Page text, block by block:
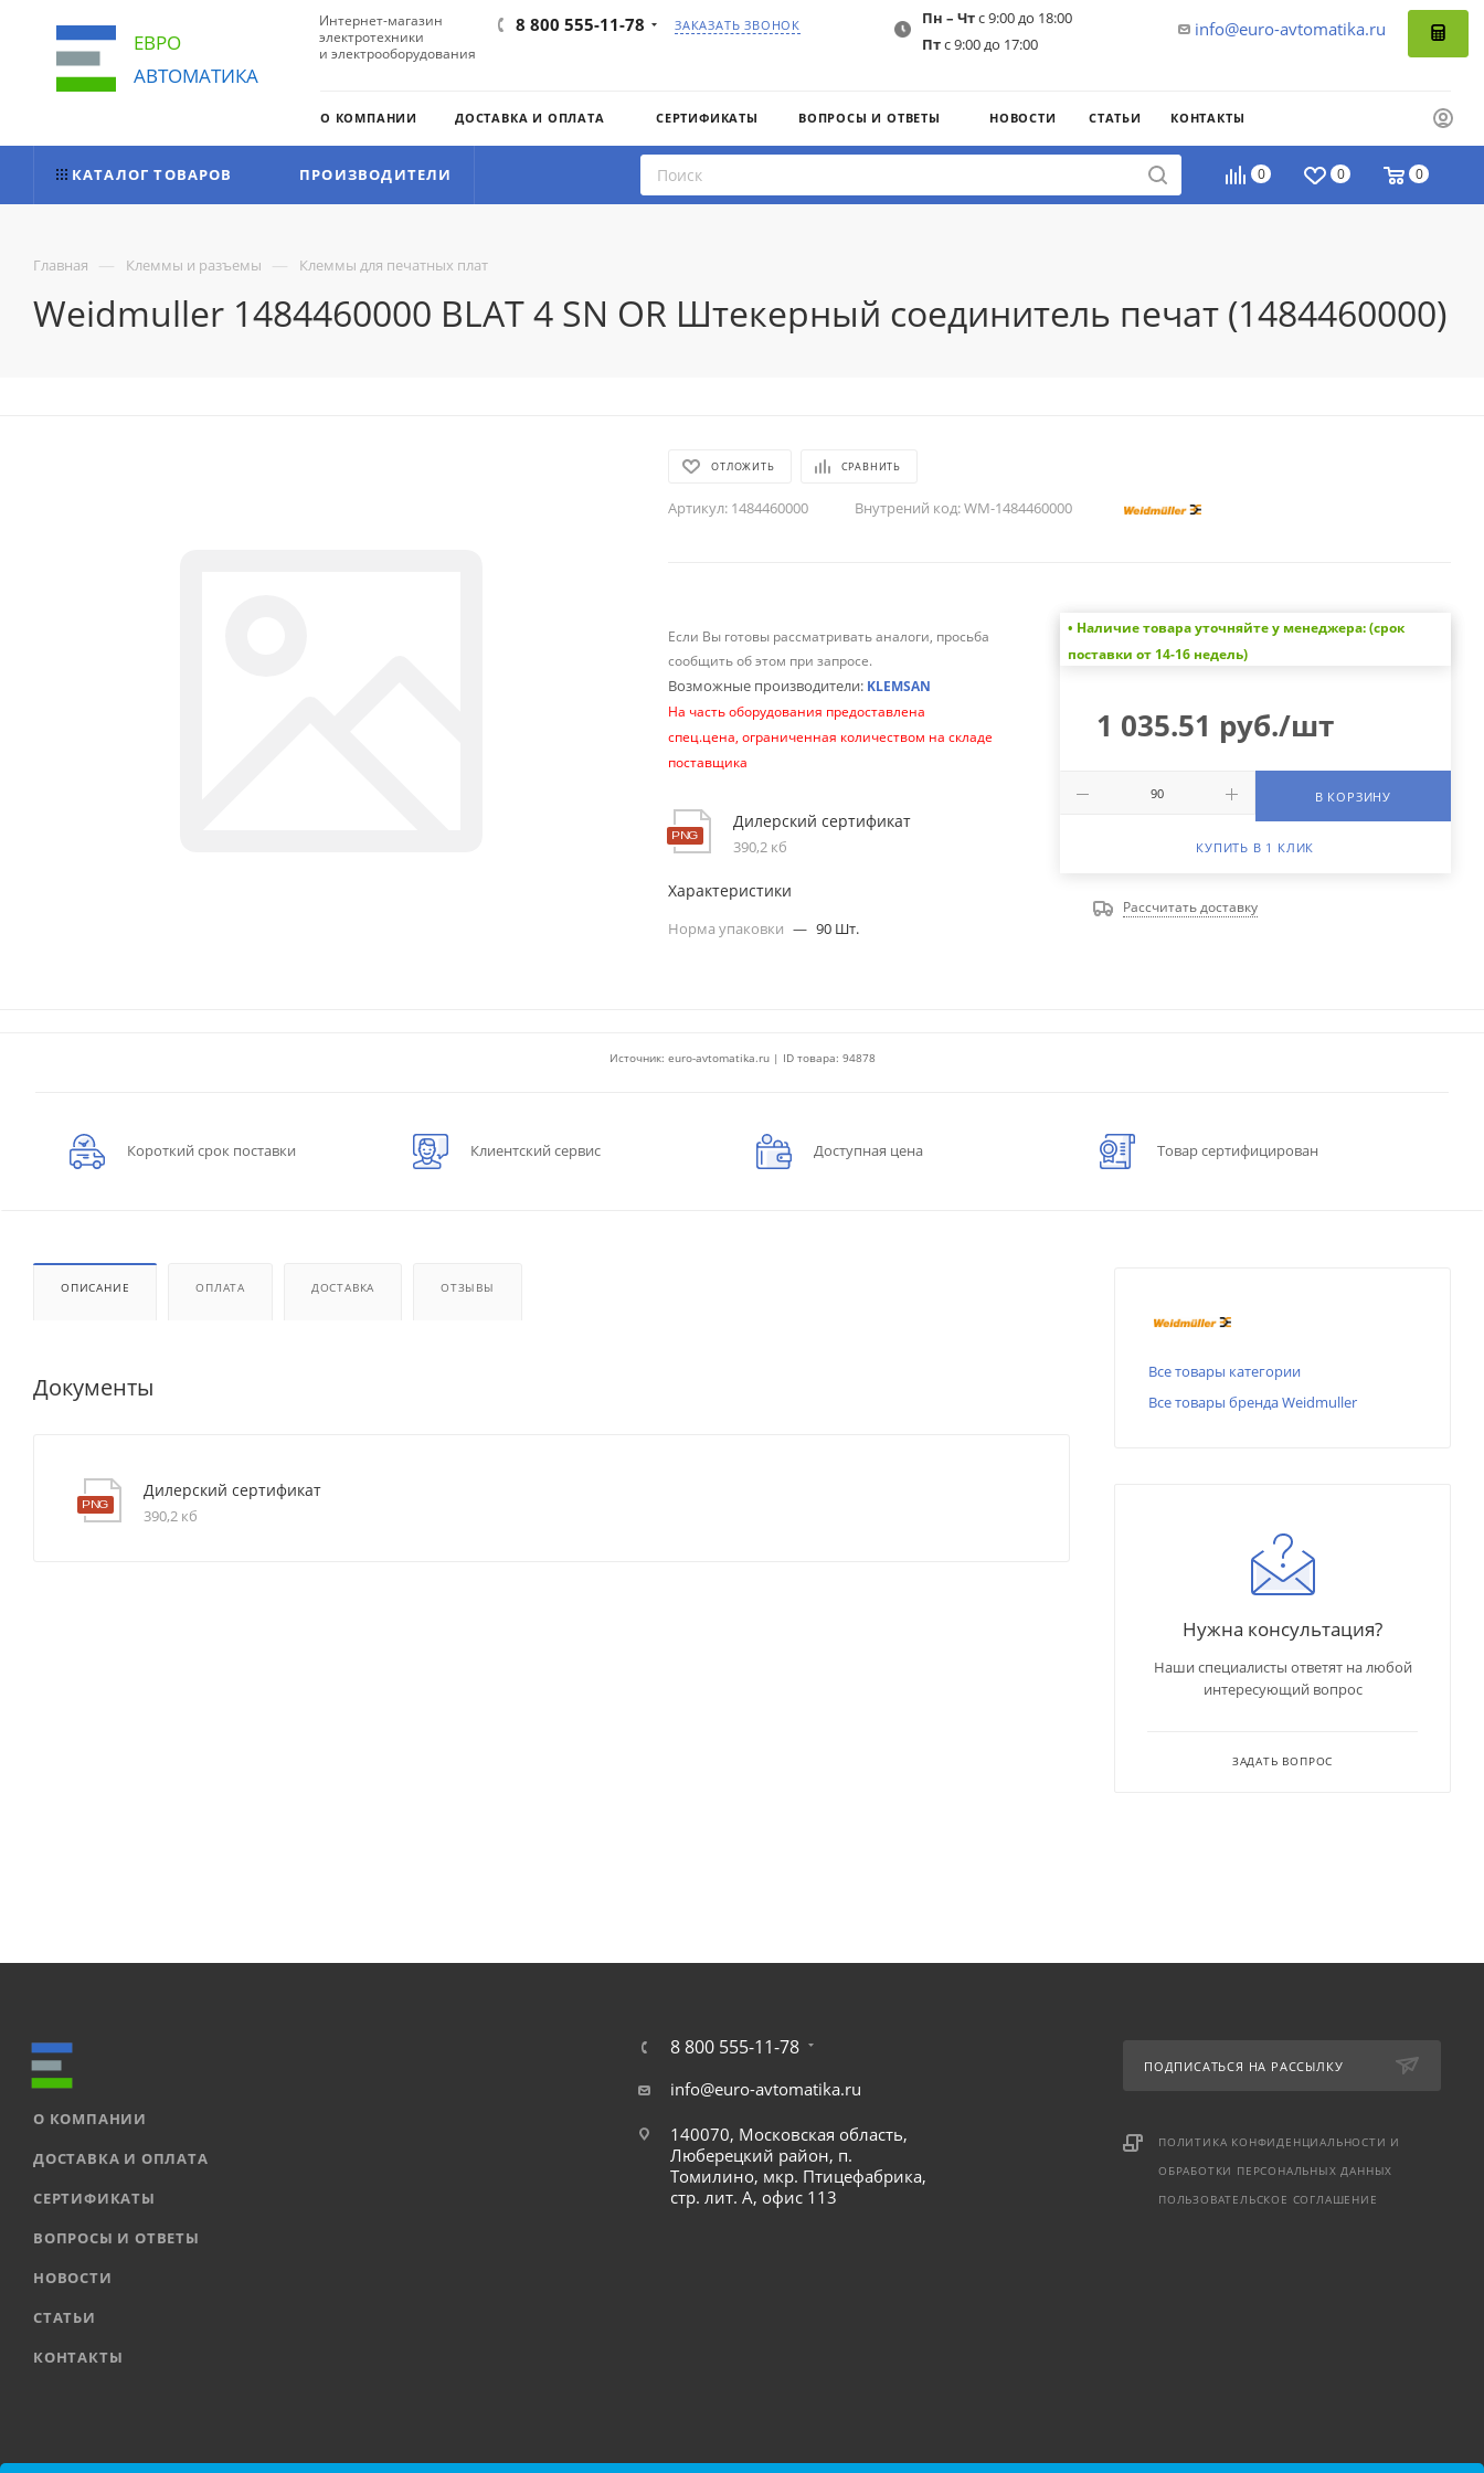
ЕВРО
АВТОМАТИКА
Интернет-магазин
электротехники
и электрооборудования
8 800 555-11-78 ЗАКАЗАТЬ ЗВОНОК info@euro-avtomatika.ru
Пн – Чтс 9:00 до 18:00
Птс 9:00 до 17:00
О КОМПАНИИ ДОСТАВКА И ОПЛАТА СЕРТИФИКАТЫ ВОПРОСЫ И ОТВЕТЫ НОВОСТИ СТАТЬИ КОНТАКТЫ
0 0 0
КАТАЛОГ ТОВАРОВ ПРОИЗВОДИТЕЛИ
Главная — Клеммы и разъемы — Клеммы для печатных плат
Weidmuller 1484460000 BLAT 4 SN OR Штекерный соединитель печат (1484460000)
ОТЛОЖИТЬ СРАВНИТЬ
Артикул: 1484460000 Внутрений код:WM-1484460000
Если Вы готовы рассматривать аналоги, просьба
сообщить об этом при запросе.
Возможные производители: KLEMSAN
На часть оборудования предоставлена
спец.цена, ограниченная количеством на складе
поставщика
Дилерский сертификат
390,2 кб
Характеристики
Норма упаковки — 90 Шт.
• Наличие товара уточняйте у менеджера: (срок
поставки от 14-16 недель)
1 035.51 руб./шт
В КОРЗИНУ
КУПИТЬ В 1 КЛИК
Рассчитать доставку
Источник: euro-avtomatika.ru | ID товара: 94878
Короткий срок поставки Клиентский сервис Доступная цена Товар сертифицирован
ОПИСАНИЕ ОПЛАТА ДОСТАВКА ОТЗЫВЫ
Документы
Дилерский сертификат
390,2 кб
Все товары категории
Все товары бренда Weidmuller
Нужна консультация?
Наши специалисты ответят на любой
интересующий вопрос
ЗАДАТЬ ВОПРОС
О КОМПАНИИ
ДОСТАВКА И ОПЛАТА
СЕРТИФИКАТЫ
ВОПРОСЫ И ОТВЕТЫ
НОВОСТИ
СТАТЬИ
КОНТАКТЫ
8 800 555-11-78
info@euro-avtomatika.ru
140070, Московская область,
Люберецкий район, п.
Томилино, мкр. Птицефабрика,
стр. лит. А, офис 113
ПОДПИСАТЬСЯ НА РАССЫЛКУ
ПОЛИТИКА КОНФИДЕНЦИАЛЬНОСТИ И
ОБРАБОТКИ ПЕРСОНАЛЬНЫХ ДАННЫХ
ПОЛЬЗОВАТЕЛЬСКОЕ СОГЛАШЕНИЕ